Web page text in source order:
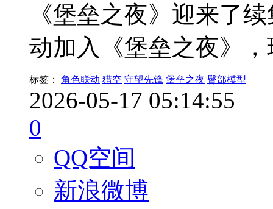
《堡垒之夜》迎来了
动加入《堡垒之夜》，
标签： 角色联动 猎空 守望先锋 堡垒之夜 臀部模型
2026-05-17 05:14:55
0
QQ空间
新浪微博